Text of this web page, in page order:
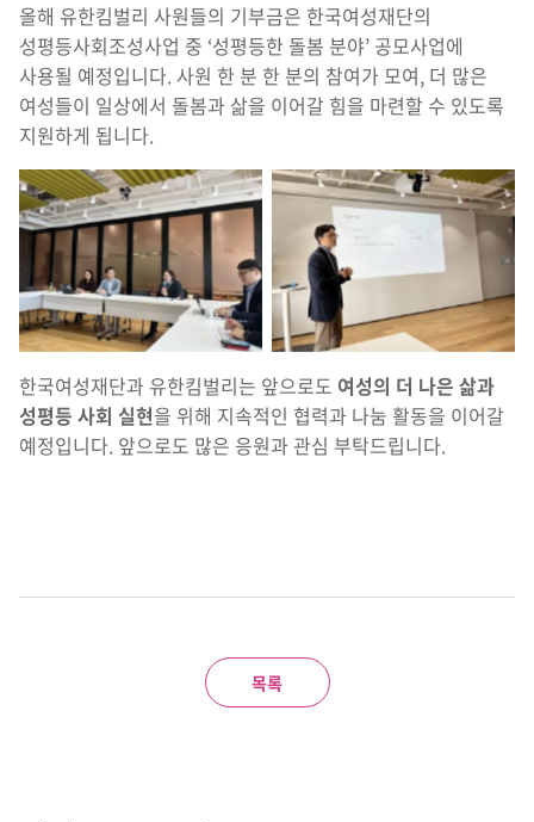
올해 유한킴벌리 사원들의 기부금은 한국여성재단의
성평등사회조성사업 중 ‘성평등한 돌봄 분야’ 공모사업에
사용될 예정입니다. 사원 한 분 한 분의 참여가 모여, 더 많은
여성들이 일상에서 돌봄과 삶을 이어갈 힘을 마련할 수 있도록
지원하게 됩니다.
No Caption No Caption
한국여성재단과 유한킴벌리는 앞으로도 여성의 더 나은 삶과
성평등 사회 실현을 위해 지속적인 협력과 나눔 활동을 이어갈
예정입니다. 앞으로도 많은 응원과 관심 부탁드립니다.
목록